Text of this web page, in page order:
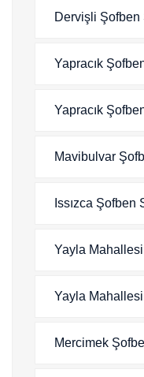
Dervişli Şofben
Yapracık
Yapracık
Mavibulvar
Issızca Şofben
Yayla
Yayla
Mercimek